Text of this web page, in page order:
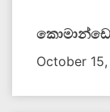
October